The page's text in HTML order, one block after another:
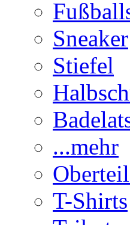
Sneaker
Stiefel
...mehr
T-Shirts